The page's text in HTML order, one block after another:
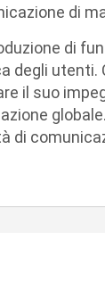
di
di
degli utenti.
il suo
di